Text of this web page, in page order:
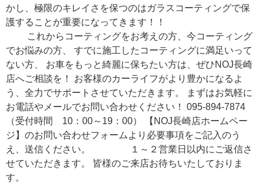
かし、極限のキレイさを保つのはガラスコーティングで保
護することが重要になってきます！！
これからコーティングをお考えの方、今コーティング
でお悩みの方、 すでに施工したコーティングに満足いって
ない方、 お車をもっと綺麗に保ちたい方は、ぜひNOJ長崎
店へご相談を！ お客様のカーライフがより豊かになるよ
う、全力でサポートさせていただきます。 まずはお気軽に
お電話やメールでお問い合わせください！ 095-894-7874
（受付時間 10：00～19：00） 【NOJ長崎店ホームペー
ジ】のお問い合わせフォームより必要事項をご記入のう
え、送信ください。 １～２営業日以内にご返信さ
せていただきます。 皆様のご来店お待ちいたしておりま
す。